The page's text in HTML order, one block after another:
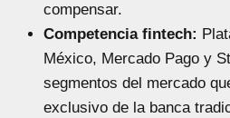
compensar.
Competencia fintech:
México, Mercado Pago y
segmentos del mercado
exclusivo de la banca